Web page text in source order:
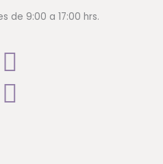
de 9:00 a 17:00 hrs.